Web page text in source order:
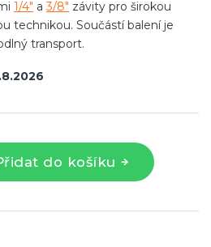
do košíku
1/4" a3/8" závity pro širokou
technikou. Součástí balení je
transport.